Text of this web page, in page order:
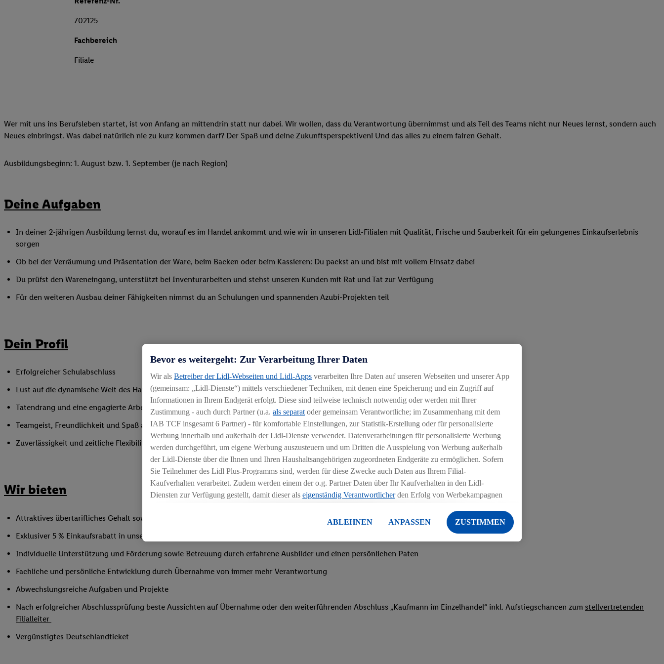
702125
Fachbereich
Filiale
Wer mit uns ins Berufsleben startet, ist von Anfang an mittendrin statt nur dabei. Wir wollen, dass du Verantwortung übernimmst und als Teil des Teams nicht nur Neues lernst, sondern auch
Neues einbringst. Was dabei natürlich nie zu kurz kommen darf? Der Spaß und deine Zukunftsperspektiven! Und das alles zu einem fairen Gehalt.
Ausbildungsbeginn: 1. August bzw. 1. September (je nach Region)
Deine Aufgaben
In deiner 2-jährigen Ausbildung lernst du, worauf es im Handel ankommt und wie wir in unseren Lidl-Filialen mit Qualität, Frische und Sauberkeit für ein gelungenes Einkaufserlebnis
sorgen
Ob bei der Verräumung und Präsentation der Ware, beim Backen oder beim Kassieren: Du packst an und bist mit vollem Einsatz dabei
Du prüfst den Wareneingang, unterstützt bei Inventurarbeiten und stehst unseren Kunden mit Rat und Tat zur Verfügung
Für den weiteren Ausbau deiner Fähigkeiten nimmst du an Schulungen und spannenden Azubi-Projekten teil
Dein Profil
Erfolgreicher Schulabschluss
Lust auf die dynamische Welt des Handels
Tatendrang und eine engagierte Arbeitsweise
Teamgeist, Freundlichkeit und Spaß am Umgang mit Menschen
Zuverlässigkeit und zeitliche Flexibilität innerhalb der Öffnungszeiten deiner Filiale
Wir bieten
Attraktives übertarifliches Gehalt sowie Urlaubs- und Weihnachtsgeld
Exklusiver 5 % Einkaufsrabatt in unseren Filialen
Individuelle Unterstützung und Förderung sowie Betreuung durch erfahrene Ausbilder und einen persönlichen Paten
Fachliche und persönliche Entwicklung durch Übernahme von immer mehr Verantwortung
Abwechslungsreiche Aufgaben und Projekte
Nach erfolgreicher Abschlussprüfung beste Aussichten auf Übernahme oder den weiterführenden Abschluss „Kaufmann im Einzelhandel“ inkl. Aufstiegschancen zum stellvertretenden
Filialleiter
Vergünstigtes Deutschlandticket
Bevor es weitergeht: Zur Verarbeitung Ihrer Daten
Wir als Betreiber der Lidl-Webseiten und Lidl-Apps verarbeiten Ihre Daten auf unseren Webseiten und unserer App
(gemeinsam: „Lidl-Dienste“) mittels verschiedener Techniken, mit denen eine Speicherung und ein Zugriff auf
Informationen in Ihrem Endgerät erfolgt. Diese sind teilweise technisch notwendig oder werden mit Ihrer
Zustimmung - auch durch Partner (u.a. als separat oder gemeinsam Verantwortliche; im Zusammenhang mit dem
IAB TCF insgesamt 6 Partner) - für komfortable Einstellungen, zur Statistik-Erstellung oder für personalisierte
Werbung innerhalb und außerhalb der Lidl-Dienste verwendet. Datenverarbeitungen für personalisierte Werbung
werden durchgeführt, um eigene Werbung auszusteuern und um Dritten die Ausspielung von Werbung außerhalb
der Lidl-Dienste über die Ihnen und Ihren Haushaltsangehörigen zugeordneten Endgeräte zu ermöglichen. Sofern
Sie Teilnehmer des Lidl Plus-Programms sind, werden für diese Zwecke auch Daten aus Ihrem Filial-
Kaufverhalten verarbeitet. Zudem werden einem der o.g. Partner Daten über Ihr Kaufverhalten in den Lidl-
Diensten zur Verfügung gestellt, damit dieser als eigenständig Verantwortlicherden Erfolg von Werbekampagnen
Die Erstellung personalisierter Werbung basiert auf der Generierung von auch mit Daten von anderen Diensten
angereicherten Profilen. Dies umfasst die Zusammenführung von Daten (z.B. über Ihre Nutzung der Lidl-Dienste,
Ihr Kaufverhalten in den Lidl-Diensten, Informationen aus Ihrem Kundenkonto - z.B. Alter oder Geschlecht -
sowie Ihre genauen Standortdaten) auch über verschiedene Endgeräte und Lidl-Dienste hinweg einschließlich dem
Speichern von und/ oder dem Zugriff auf Informationen auf Ihren Endgeräten zur Erstellung von Zielgruppen
(sogenannten Segmenten). Im Zusammenhang mit dem Ausspielen dieser Werbung erfolgen Verarbeitungen auch
zur Leistungs-/ Erfolgsmessung der Werbung, zur Zielgruppenforschung, zur Entwicklung von Angeboten sowie
zur technischen Sicherung und Optimierung dieser Werbeausspielungen.
Sofern Sie hier Ihre Zustimmung dazu erteilen und danach ein Lidl Plus-Konto erstellen bzw. sich in Ihr
ABLEHNEN ANPASSEN ZUSTIMMEN